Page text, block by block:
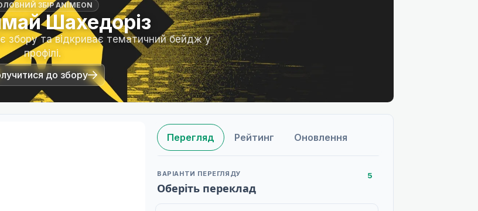
ЗБІР ANIMEON
Шахедоріз
збору та відкриває тематичний бейдж у
профілі.
до збору
Перегляд Рейтинг Оновлення
ВАРІАНТИ ПЕРЕГЛЯДУ
Оберіть переклад
5